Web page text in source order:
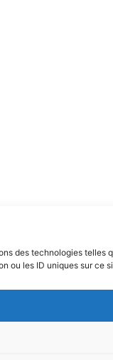
des technologies
ou les ID uniques sur